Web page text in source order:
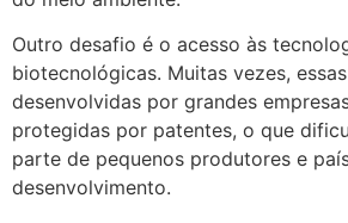
Outro desafio é o acesso às
biotecnológicas. Muitas vezes,
desenvolvidas por grandes
protegidas por patentes, o que
parte de pequenos produtores e
desenvolvimento.